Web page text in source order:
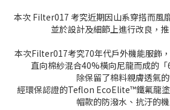
本次 Filter017 考究近期因山系穿搭而風
並於設計及細節上進行改良，
本次Filter017考究70年代戶外機能服飾
直向棉紗混合40%橫向尼龍而成的「
除保留了棉料親膚透氣的
經環保認證的Teflon EcoElite™鐵氟龍
帽款的防潑水、抗汙的機